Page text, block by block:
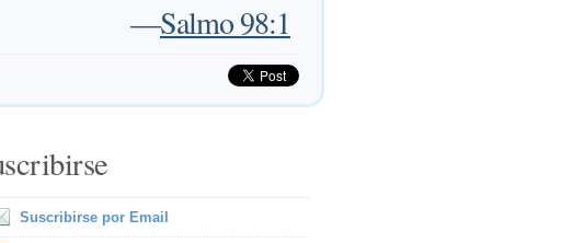
—Salmo 98:1
Suscribirse por Email